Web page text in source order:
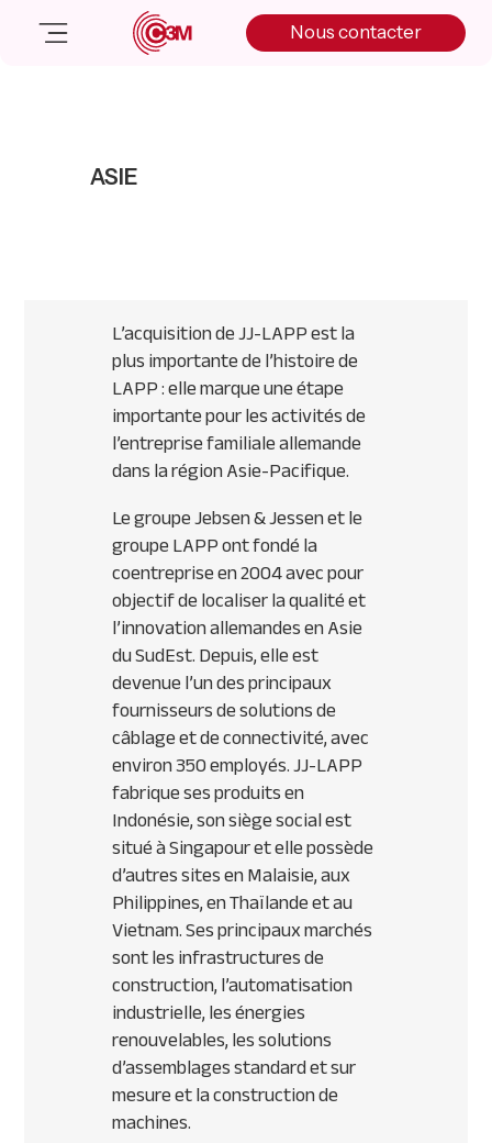
Nous contacter
Nous contacter
ASIE
L’acquisition de JJ-LAPP est la
plus importante de l’histoire de
LAPP : elle marque une étape
importante pour les activités de
l’entreprise familiale allemande
dans la région Asie-Pacifique.
Le groupe Jebsen & Jessen et le
groupe LAPP ont fondé la
coentreprise en 2004 avec pour
objectif de localiser la qualité et
l’innovation allemandes en Asie
du SudEst. Depuis, elle est
devenue l’un des principaux
fournisseurs de solutions de
câblage et de connectivité, avec
environ 350 employés. JJ-LAPP
fabrique ses produits en
Indonésie, son siège social est
situé à Singapour et elle possède
d’autres sites en Malaisie, aux
Philippines, en Thaïlande et au
Vietnam. Ses principaux marchés
sont les infrastructures de
construction, l’automatisation
industrielle, les énergies
renouvelables, les solutions
d’assemblages standard et sur
mesure et la construction de
machines.